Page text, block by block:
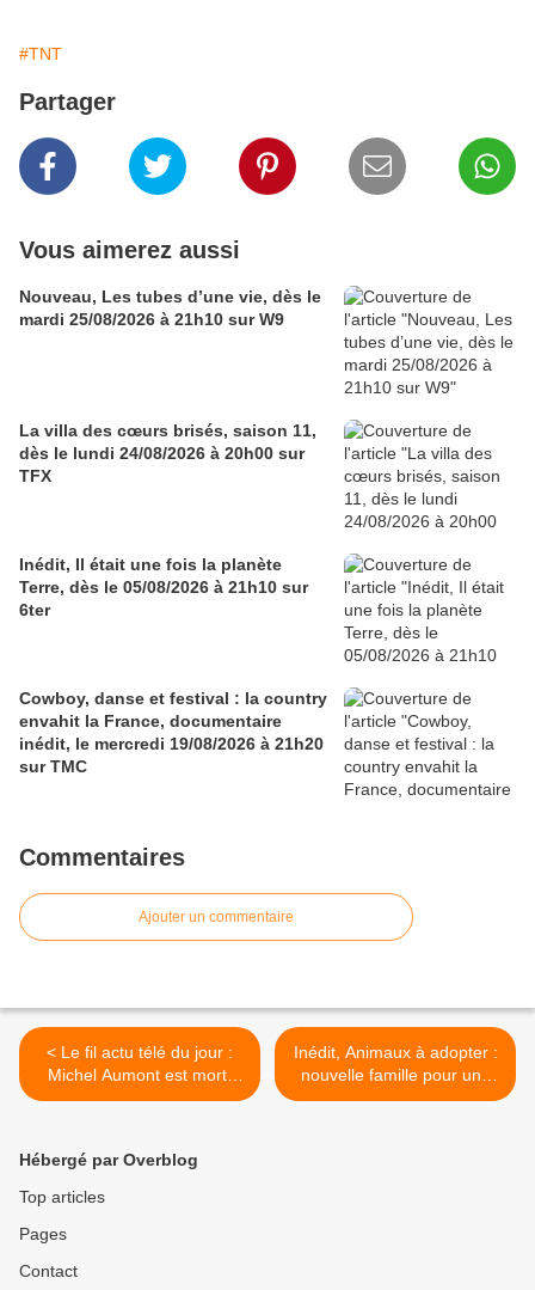
#TNT
Partager
Vous aimerez aussi
Nouveau, Les tubes d’une vie, dès le
mardi 25/08/2026 à 21h10 sur W9
La villa des cœurs brisés, saison 11,
dès le lundi 24/08/2026 à 20h00 sur
TFX
Inédit, Il était une fois la planète
Terre, dès le 05/08/2026 à 21h10 sur
6ter
Cowboy, danse et festival : la country
envahit la France, documentaire
inédit, le mercredi 19/08/2026 à 21h20
sur TMC
Commentaires
Ajouter un commentaire
< Le fil actu télé du jour :
Michel Aumont est mort,
Next radio tv vs les
intime, On n'est pas
couché, Rentrée d'Arte,
Inédit, Animaux à adopter :
nouvelle famille pour une
nouvelle vie, le vendredi
Hébergé par Overblog
Top articles
Pages
Contact